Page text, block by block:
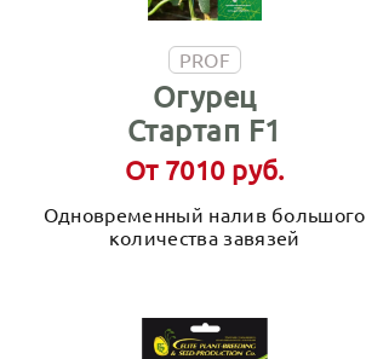
PROF
Огурец
Стартап F1
От 7010 руб.
Одновременный налив большого
количества завязей